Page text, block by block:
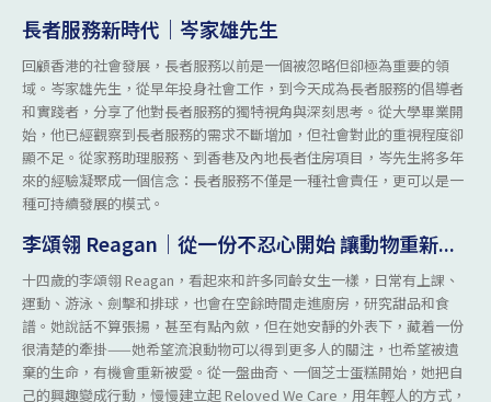
長者服務新時代｜岑家雄先生
回顧香港的社會發展，長者服務以前是一個被忽略但卻極為重要的領
域。岑家雄先生，從早年投身社會工作，到今天成為長者服務的倡導者
和實踐者，分享了他對長者服務的獨特視角與深刻思考。從大學畢業開
始，他已經觀察到長者服務的需求不斷增加，但社會對此的重視程度卻
顯不足。從家務助理服務、到香巷及內地長者住房項目，岑先生將多年
來的經驗凝聚成一個信念：長者服務不僅是一種社會責任，更可以是一
種可持續發展的模式。
李頌翎 Reagan｜從一份不忍心開始 讓動物重新...
十四歲的李頌翎 Reagan，看起來和許多同齡女生一樣，日常有上課、
運動、游泳、劍擊和排球，也會在空餘時間走進廚房，研究甜品和食
譜。她說話不算張揚，甚至有點內斂，但在她安靜的外表下，藏着一份
很清楚的牽掛——她希望流浪動物可以得到更多人的關注，也希望被遺
棄的生命，有機會重新被愛。從一盤曲奇、一個芝士蛋糕開始，她把自
己的興趣變成行動，慢慢建立起 Reloved We Care，用年輕人的方式，